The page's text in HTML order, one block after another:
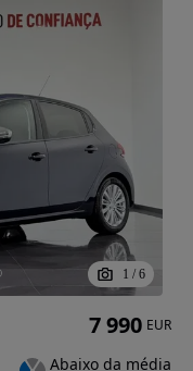
1 / 6
7 990 EUR
Abaixo da média